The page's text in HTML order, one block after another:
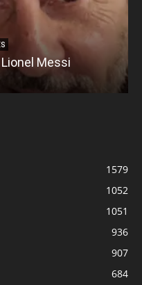
Messi
1579
1052
1051
936
907
684